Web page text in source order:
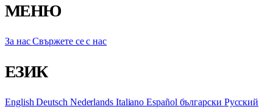
МЕНЮ
За насСвържете се с нас
ЕЗИК
EnglishDeutsch Nederlands ItalianoEspañol български Русский